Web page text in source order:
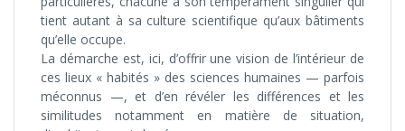
tient autant à sa culture scientifique qu’aux bâtiments
qu’elle occupe.
La démarche est, ici, d’offrir une vision de l’intérieur de
ces lieux « habités » des sciences humaines — parfois
méconnus —, et d’en révéler les différences et les
similitudes notamment en matière de situation,